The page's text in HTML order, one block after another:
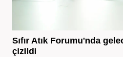
Sıfır Atık Forumu'nda
çizildi